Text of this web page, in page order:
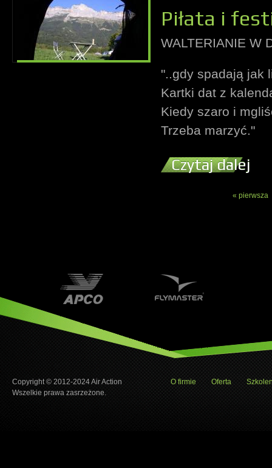
Piłata i
WALTERIANIE W
"..gdy spadają jak
Kartki dat z
Kiedy szaro i
Trzeba marzyć."
Czytaj dalej
« pierwsza
O firmie Oferta
Copyright © 2012-2024 Air Action
Wszelkie prawa zasrzeżone.